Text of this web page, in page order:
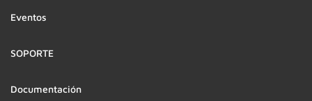
Eventos
SOPORTE
Documentación